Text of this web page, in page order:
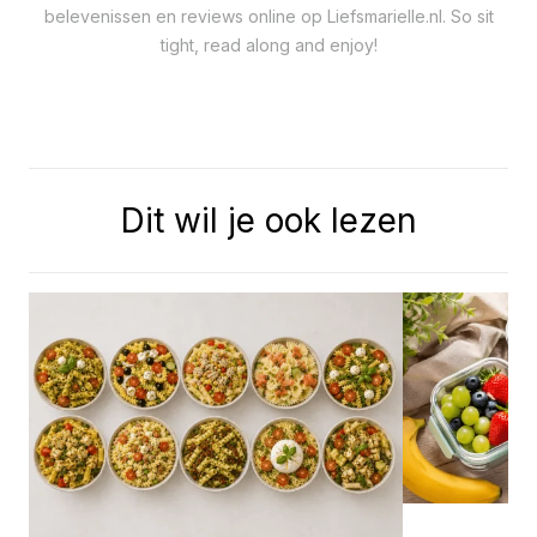
belevenissen en reviews online op Liefsmarielle.nl. So sit
tight, read along and enjoy!
Dit wil je ook lezen